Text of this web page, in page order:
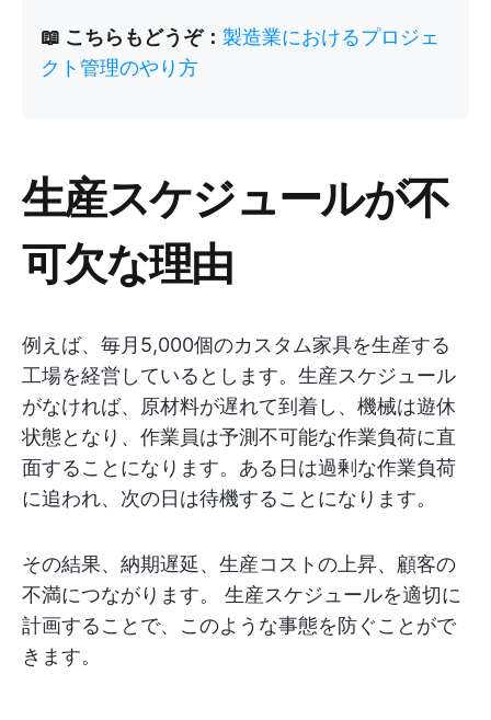
📖 こちらもどうぞ： 製造業におけるプロジェ
クト管理のやり方
生産スケジュールが不
可欠な理由
例えば、毎月5,000個のカスタム家具を生産する
工場を経営しているとします。生産スケジュール
がなければ、原材料が遅れて到着し、機械は遊休
状態となり、作業員は予測不可能な作業負荷に直
面することになります。ある日は過剰な作業負荷
に追われ、次の日は待機することになります。
その結果、納期遅延、生産コストの上昇、顧客の
不満につながります。 生産スケジュールを適切に
計画することで、このような事態を防ぐことがで
きます。